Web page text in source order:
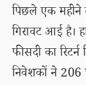
पिछले एक
गिरावट आई है।
फीसदी का
निवेशकों ने 206